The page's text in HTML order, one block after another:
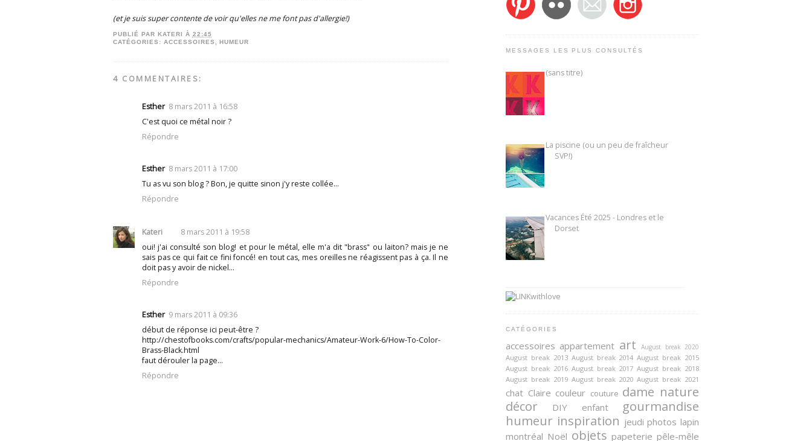
(et je suis super contente de voir qu'elles ne me font pas d'allergie!)
PUBLIÉ PAR KATERI À 22:45
CATÉGORIES: ACCESSOIRES,HUMEUR
4 COMMENTAIRES:
Esther 8 mars 2011 à 16:58
C'est quoi ce métal noir ?
Répondre
Esther 8 mars 2011 à 17:00
Tu as vu son blog ? Bon, je quitte sinon j'y reste collée...
Répondre
Kateri
8 mars 2011 à 19:58
oui! j'ai consulté son blog! et pour le métal, elle m'a dit "brass" ou laiton? mais je ne
sais pas ce qui fait ce fini foncé! en tout cas, mes oreilles ne réagissent pas à ça. Il ne
doit pas y avoir de nickel...
Répondre
Esther 9 mars 2011 à 09:36
début de réponse ici peut-être ?
http://chestofbooks.com/crafts/popular-mechanics/Amateur-Work-6/How-To-Color-
Brass-Black.html
faut dérouler la page...
Répondre
MESSAGES LES PLUS CONSULTÉS
(sans titre)
La piscine (ou un peu de fraîcheur
SVP!)
Vacances Été 2025 - Londres et le
Dorset
CATÉGORIES
accessoires appartement art August break 2020
August break 2013 August break 2014 August break 2015
August break 2016 August break 2017 August break 2018
August break 2019 August break 2020 August break 2021
chat Claire couleur couture dame nature
décor
DIY enfant
gourmandise
humeur inspiration jeudi photos lapin
montréal Noël objets papeterie pêle-mêle